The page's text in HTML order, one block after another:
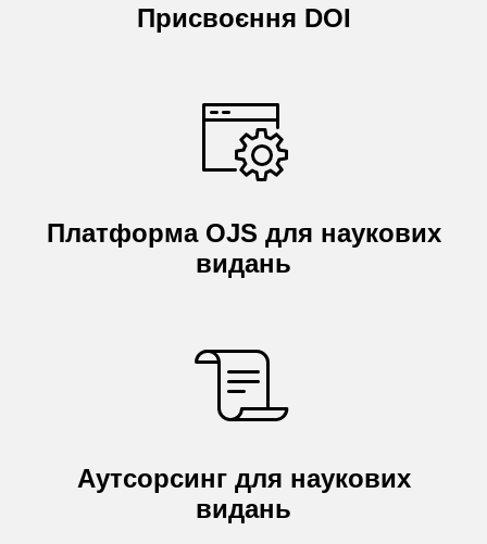
Присвоєння DOI
Платформа OJS для наукових
видань
Аутсорсинг для наукових
видань